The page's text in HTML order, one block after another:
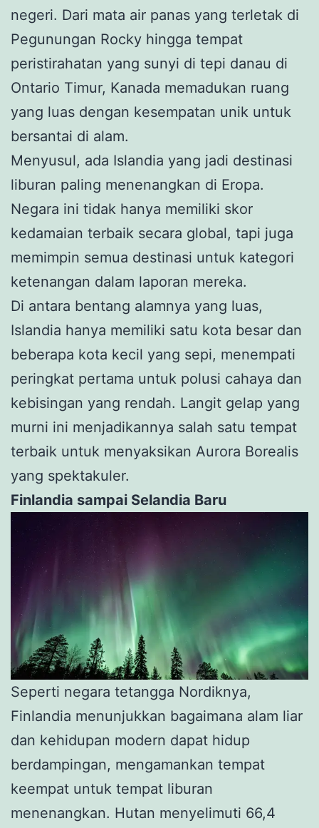
negeri. Dari mata air panas yang terletak di
Pegunungan Rocky hingga tempat
peristirahatan yang sunyi di tepi danau di
Ontario Timur, Kanada memadukan ruang
yang luas dengan kesempatan unik untuk
bersantai di alam.
Menyusul, ada Islandia yang jadi destinasi
liburan paling menenangkan di Eropa.
Negara ini tidak hanya memiliki skor
kedamaian terbaik secara global, tapi juga
memimpin semua destinasi untuk kategori
ketenangan dalam laporan mereka.
Di antara bentang alamnya yang luas,
Islandia hanya memiliki satu kota besar dan
beberapa kota kecil yang sepi, menempati
peringkat pertama untuk polusi cahaya dan
kebisingan yang rendah. Langit gelap yang
murni ini menjadikannya salah satu tempat
terbaik untuk menyaksikan Aurora Borealis
yang spektakuler.
Finlandia sampai Selandia Baru
Seperti negara tetangga Nordiknya,
Finlandia menunjukkan bagaimana alam liar
dan kehidupan modern dapat hidup
berdampingan, mengamankan tempat
keempat untuk tempat liburan
menenangkan. Hutan menyelimuti 66,4